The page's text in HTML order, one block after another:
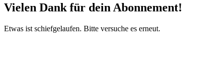
Vielen Dank für dein Abonnement!
Etwas ist schiefgelaufen. Bitte versuche es erneut.